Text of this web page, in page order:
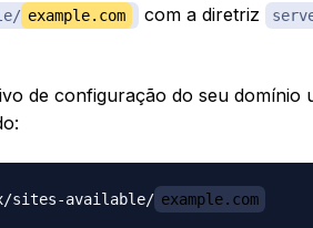
example.com com a diretriz
de configuração do seu domínio
sites-available/ example.com